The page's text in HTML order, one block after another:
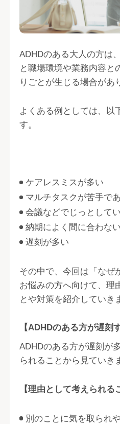
ADHDのある大人の方は
と職場環境や業務内容と
りごとが生じる場合があ
よくある例としては、以
す。
ケアレスミスが多い
マルチタスクが苦手で
会議などでじっとして
納期によく間に合わない
遅刻が多い
その中で、今回は「なぜ
お悩みの方へ向けて、理
とや対策を紹介していき
【ADHDのある方が遅刻
ADHDのある方が遅刻が
られることから見ていき
【理由として考えられる
別のことに気を取られ